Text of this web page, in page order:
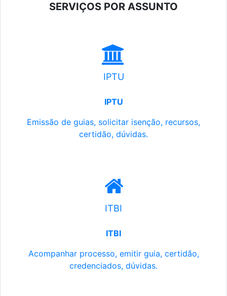
SERVIÇOS POR ASSUNTO
IPTU
IPTU
Emissão de guias, solicitar isenção, recursos,
certidão, dúvidas.
ITBI
ITBI
Acompanhar processo, emitir guia, certidão,
credenciados, dúvidas.